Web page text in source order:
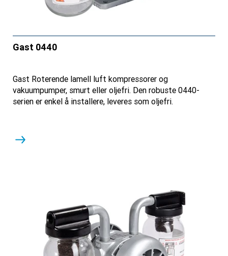
Gast 0440
Gast Roterende lamell luft kompressorer og
vakuumpumper, smurt eller oljefri. Den robuste 0440-
serien er enkel å installere, leveres som oljefri.